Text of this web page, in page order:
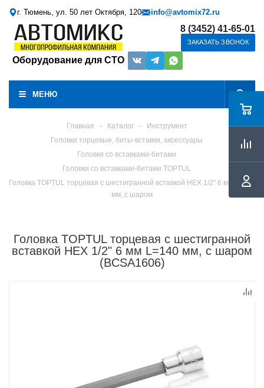
г. Тюмень, ул. 50 лет Октября, 120 info@avtomix72.ru
Оборудование для СТО
8 (3452) 41-65-01
ЗАКАЗАТЬ ЗВОНОК
МЕНЮ
Главная - Каталог -
Инструмент
Головки торцевые, биты-вставки, аксессуары
Головки со вставками-битами
Головки со вставками-битами TOPTUL
Головка TOPTUL торцевая с шестигранной вставкой HEX 1/2" 6 мм L=140
мм, с шаром
Головка TOPTUL торцевая с шестигранной
вставкой HEX 1/2" 6 мм L=140 мм, с шаром
(BCSA1606)